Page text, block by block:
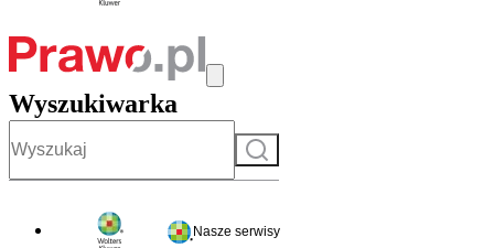
Wyszukiwarka
Szukaj
Nasze serwisy